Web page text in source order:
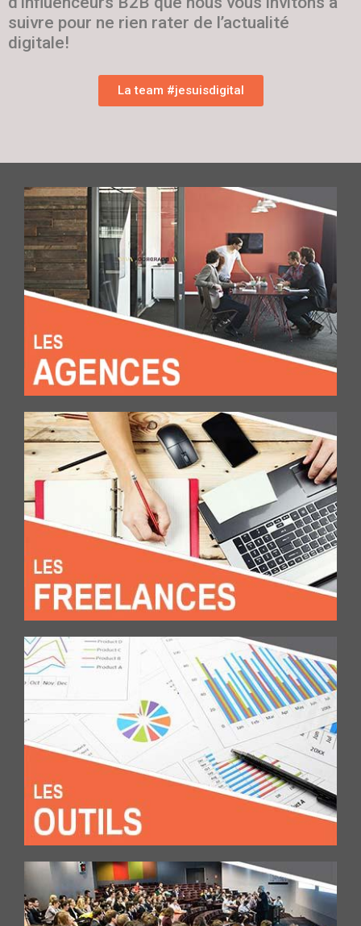
suivre pour ne rien rater de l’actualité
digitale!
La team #jesuisdigital